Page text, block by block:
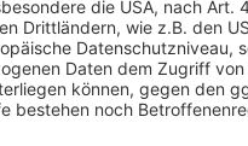
langjährigen
Vielfalt in Eurer Stadt.